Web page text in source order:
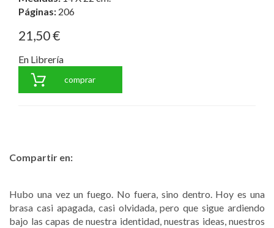
Páginas: 206
21,50 €
En Librería
comprar
Compartir en:
Hubo una vez un fuego. No fuera, sino dentro. Hoy es una
brasa casi apagada, casi olvidada, pero que sigue ardiendo
bajo las capas de nuestra identidad, nuestras ideas, nuestros